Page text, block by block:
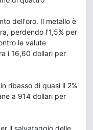
dell'oro. Il metallo è
perdendo l'1,5% per
le valute
i 16,60 dollari per
ribasso di quasi il 2%
a 914 dollari per
il salvataggio delle